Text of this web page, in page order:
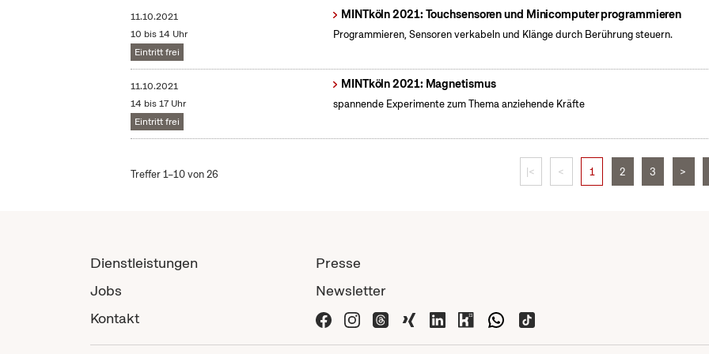
11.10.2021
10 bis 14 Uhr
Eintritt frei
MINTköln 2021: Touchsensoren und Minicomputer programmieren
Programmieren, Sensoren verkabeln und Klänge durch Berührung steuern.
11.10.2021
14 bis 17 Uhr
Eintritt frei
MINTköln 2021: Magnetismus
spannende Experimente zum Thema anziehende Kräfte
Treffer 1–10 von 26 |< < 1 2 3 >
Dienstleistungen
Jobs
Kontakt
Presse
Newsletter